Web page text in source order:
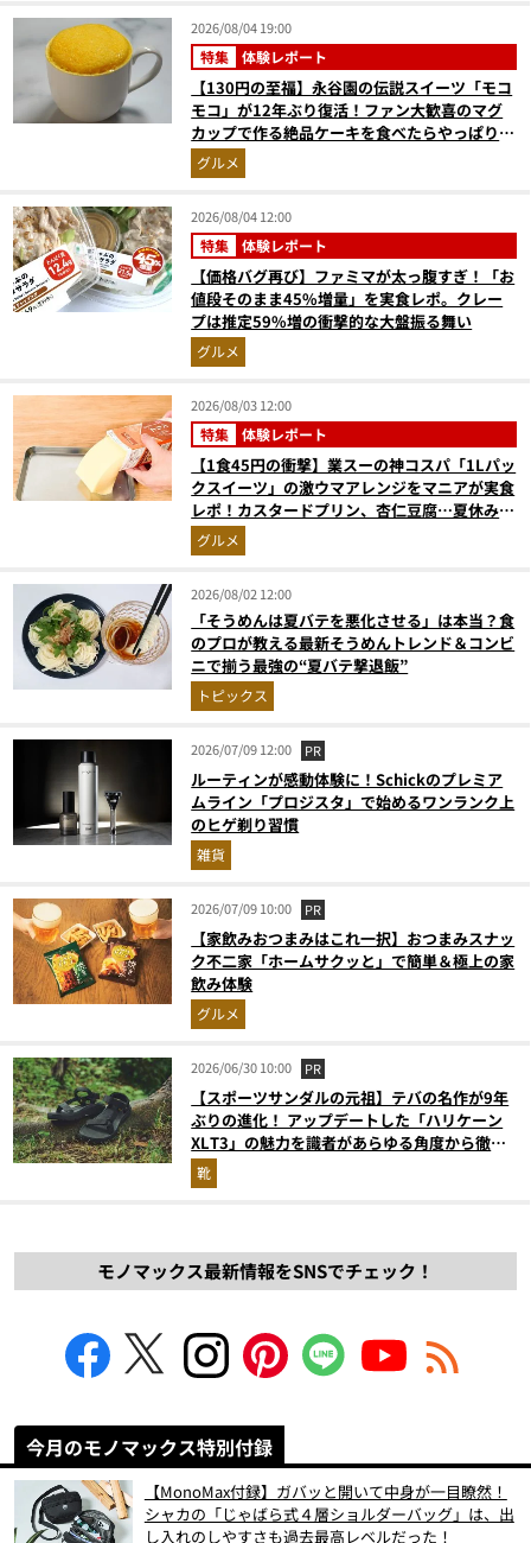
2026/08/04 19:00
特集 体験レポート
【130円の至福】永谷園の伝説スイーツ「モコ
モコ」が12年ぶり復活！ファン大歓喜のマグ
カップで作る絶品ケーキを食べたらやっぱり最
高にウマかった
グルメ
2026/08/04 12:00
特集 体験レポート
【価格バグ再び】ファミマが太っ腹すぎ！「お
値段そのまま45%増量」を実食レポ。クレー
プは推定59%増の衝撃的な大盤振る舞い
グルメ
2026/08/03 12:00
特集 体験レポート
【1食45円の衝撃】業スーの神コスパ「1Lパッ
クスイーツ」の激ウマアレンジをマニアが実食
レポ！カスタードプリン、杏仁豆腐…夏休みの
おやつに最強すぎた
グルメ
2026/08/02 12:00
「そうめんは夏バテを悪化させる」は本当？食
のプロが教える最新そうめんトレンド＆コンビ
ニで揃う最強の“夏バテ撃退飯”
トピックス
2026/07/09 12:00 PR
ルーティンが感動体験に！Schickのプレミア
ムライン「プロジスタ」で始めるワンランク上
のヒゲ剃り習慣
雑貨
2026/07/09 10:00 PR
【家飲みおつまみはこれ一択】おつまみスナッ
ク不二家「ホームサクッと」で簡単＆極上の家
飲み体験
グルメ
2026/06/30 10:00 PR
【スポーツサンダルの元祖】テバの名作が9年
ぶりの進化！ アップデートした「ハリケーン
XLT3」の魅力を識者があらゆる角度から徹底
解説！
靴
モノマックス最新情報をSNSでチェック！
今月のモノマックス特別付録
【MonoMax付録】ガバッと開いて中身が一目瞭然！
シャカの「じゃばら式４層ショルダーバッグ」は、出
し入れのしやすさも過去最高レベルだった！